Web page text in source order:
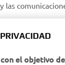
las
en que se
el objetivo